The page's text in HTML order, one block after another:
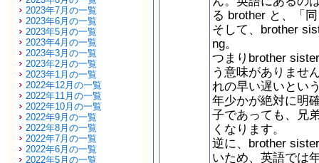
2023年7月の一覧
2023年6月の一覧
2023年5月の一覧
2023年4月の一覧
2023年3月の一覧
2023年2月の一覧
2023年1月の一覧
2022年12月の一覧
2022年11月の一覧
2022年10月の一覧
2022年9月の一覧
2022年8月の一覧
2022年7月の一覧
2022年6月の一覧
2022年5月の一覧
る brother と、「
そして、brother
ng。
つまりbrother
う意味がありませ
れの早い遅いとい
年少かが絶対に明
子であっても、兄
くなります。
逆に、brother
いため、英語では